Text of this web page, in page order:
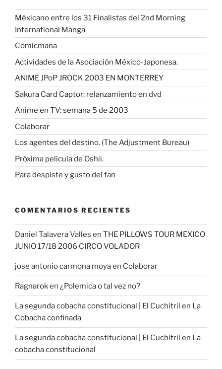
Méxicano entre los 31 Finalistas del 2nd Morning
International Manga
Comicmana
Actividades de la Asociación México-Japonesa.
ANIME JPoP JROCK 2003 EN MONTERREY
Sakura Card Captor: relanzamiento en dvd
Anime en TV: semana 5 de 2003
Colaborar
Los agentes del destino. (The Adjustment Bureau)
Próxima película de Oshii.
Para despiste y gusto del fan
COMENTARIOS RECIENTES
Daniel Talavera Valles en THE PILLOWS TOUR MEXICO
JUNIO 17/18 2006 CIRCO VOLADOR
jose antonio carmona moyaen Colaborar
Ragnaroken ¿Polemica o tal vez no?
La segunda cobacha constitucional | El Cuchitril en La
Cobacha confinada
La segunda cobacha constitucional | El Cuchitril en La
cobacha constitucional